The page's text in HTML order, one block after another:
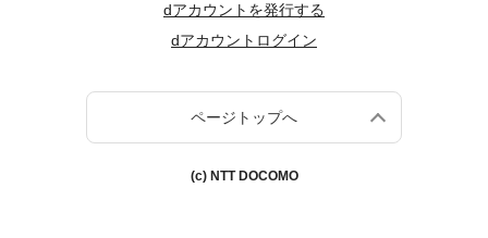
dアカウントを発行する
dアカウントログイン
ページトップへ
(c) NTT DOCOMO